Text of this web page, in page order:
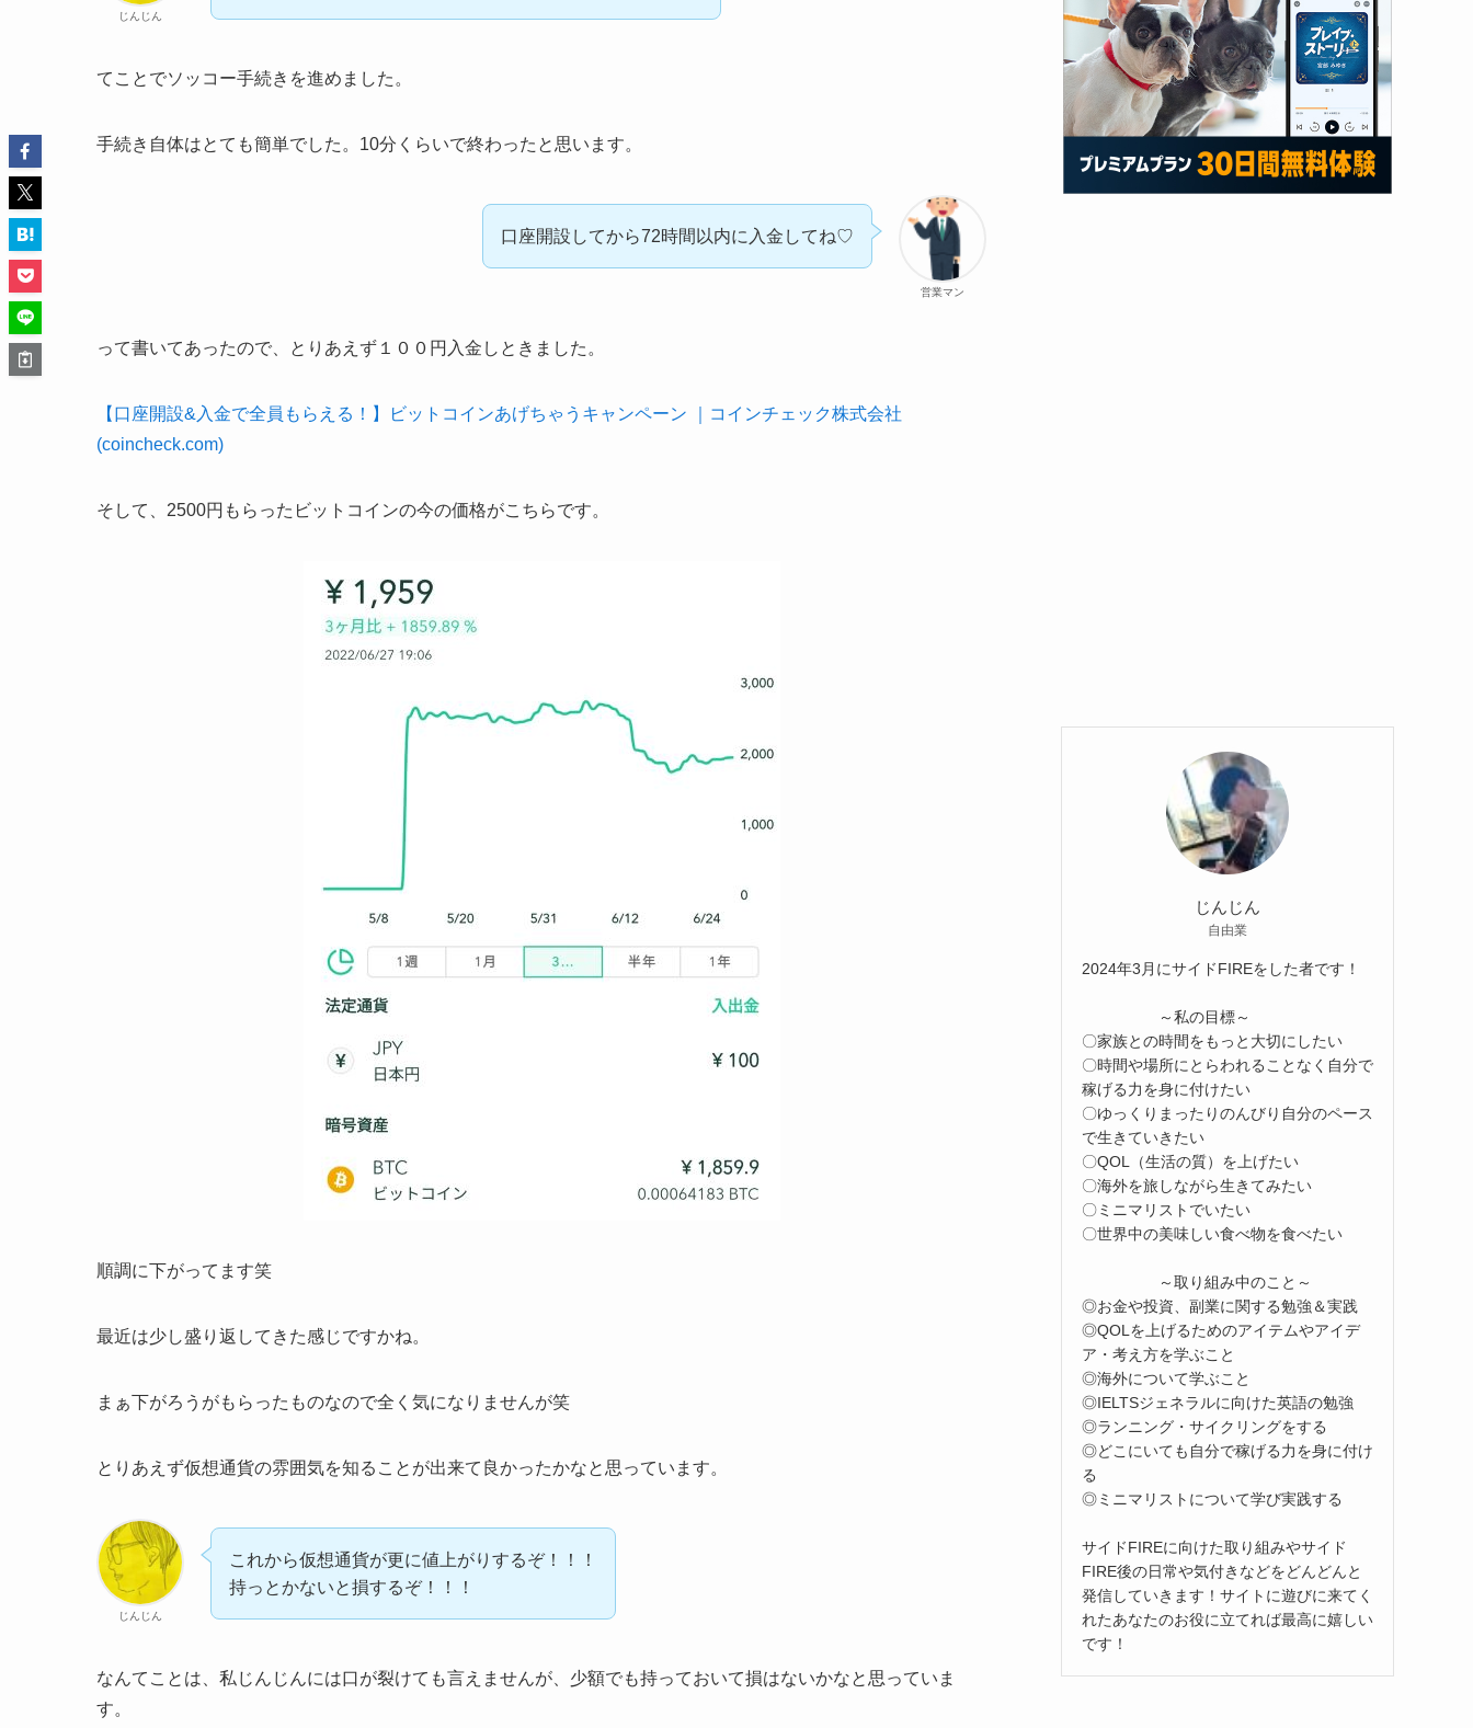
じんじん
てことでソッコー手続きを進めました。
手続き自体はとても簡単でした。10分くらいで終わったと思います。
営業マン
口座開設してから72時間以内に入金してね♡
って書いてあったので、とりあえず１００円入金しときました。
【口座開設&入金で全員もらえる！】ビットコインあげちゃうキャンペーン ｜コインチェック株式会社
(coincheck.com)
そして、2500円もらったビットコインの今の価格がこちらです。
順調に下がってます笑
最近は少し盛り返してきた感じですかね。
まぁ下がろうがもらったものなので全く気になりませんが笑
とりあえず仮想通貨の雰囲気を知ることが出来て良かったかなと思っています。
じんじん
これから仮想通貨が更に値上がりするぞ！！！
持っとかないと損するぞ！！！
なんてことは、私じんじんには口が裂けても言えませんが、少額でも持っておいて損はないかなと思っていま
す。
じんじん
自由業
2024年3月にサイドFIREをした者です！
～私の目標～
〇家族との時間をもっと大切にしたい
〇時間や場所にとらわれることなく自分で
稼げる力を身に付けたい
〇ゆっくりまったりのんびり自分のペース
で生きていきたい
〇QOL（生活の質）を上げたい
〇海外を旅しながら生きてみたい
〇ミニマリストでいたい
〇世界中の美味しい食べ物を食べたい
～取り組み中のこと～
◎お金や投資、副業に関する勉強＆実践
◎QOLを上げるためのアイテムやアイデ
ア・考え方を学ぶこと
◎海外について学ぶこと
◎IELTSジェネラルに向けた英語の勉強
◎ランニング・サイクリングをする
◎どこにいても自分で稼げる力を身に付け
る
◎ミニマリストについて学び実践する
サイドFIREに向けた取り組みやサイド
FIRE後の日常や気付きなどをどんどんと
発信していきます！サイトに遊びに来てく
れたあなたのお役に立てれば最高に嬉しい
です！